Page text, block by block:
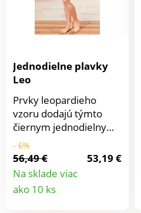
Jednodielne plavky
Leo
Prvky leopardieho
vzoru dodajú týmto
čiernym jednodielnym
plavkám módny šmrnc.
Rafinovaný strih s
vystuženými košíčkami
a gumou pod prsiami
pre vytvarovanú
- 6%
56,49 €
53,19 €
Na sklade viac
ako 10 ks